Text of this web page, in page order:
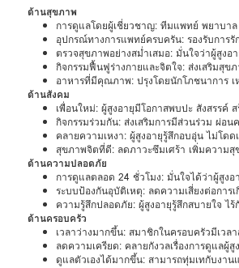
ด้านสุขภาพ
การดูแลโดยผู้เชี่ยวชาญ: ทีมแพทย์ พยาบา
อุปกรณ์ทางการแพทย์ครบครัน: รองรับการ
ตรวจสุขภาพอย่างสม่ำเสมอ: มั่นใจว่าผู้สูงอ
กิจกรรมฟื้นฟูร่างกายและจิตใจ: ส่งเสริมสุข
อาหารที่มีคุณภาพ: ปรุงโดยนักโภชนาการ
ด้านสังคม
เพื่อนใหม่: ผู้สูงอายุมีโอกาสพบปะ สังสรรค์
กิจกรรมร่วมกัน: ส่งเสริมการมีส่วนร่วม ผ่อ
คลายความเหงา: ผู้สูงอายุรู้สึกอบอุ่น ไม่โดด
สุขภาพจิตที่ดี: ลดภาวะซึมเศร้า เพิ่มความสุ
ด้านความปลอดภัย
การดูแลตลอด 24 ชั่วโมง: มั่นใจได้ว่าผู้สูง
ระบบป้องกันอุบัติเหตุ: ลดความเสี่ยงต่อการ
ความรู้สึกปลอดภัย: ผู้สูงอายุรู้สึกสบายใจ ไร้
ด้านครอบครัว
เวลาว่างมากขึ้น: สมาชิกในครอบครัวมีเวล
ลดความเครียด: คลายกังวลเรื่องการดูแลผู้สู
ดูแลตัวเองได้มากขึ้น: สามารถทุ่มเทกับงา